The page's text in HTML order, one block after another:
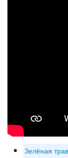
Зелёная